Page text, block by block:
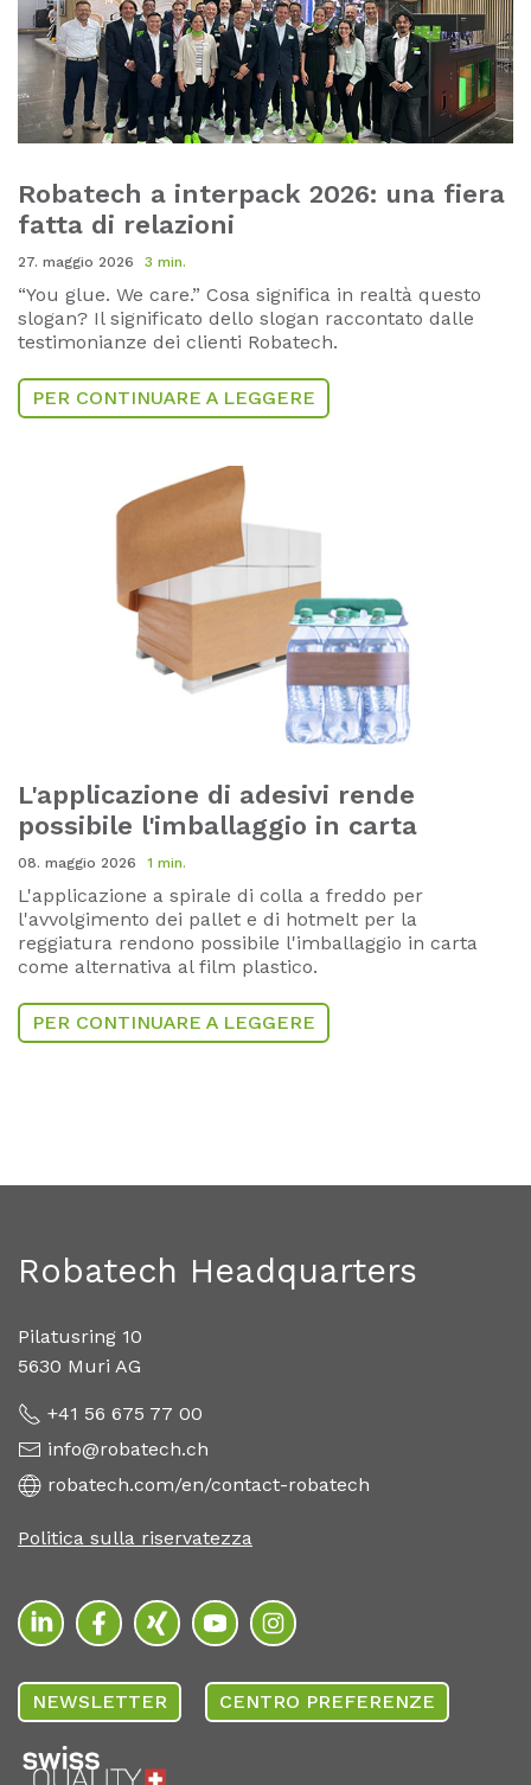
Robatech a interpack 2026: una fiera
fatta di relazioni
27. maggio 2026 3 min.
“You glue. We care.” Cosa significa in realtà questo
slogan? Il significato dello slogan raccontato dalle
testimonianze dei clienti Robatech.
PER CONTINUARE A LEGGERE
L'applicazione di adesivi rende
possibile l'imballaggio in carta
08. maggio 2026 1 min.
L'applicazione a spirale di colla a freddo per
l'avvolgimento dei pallet e di hotmelt per la
reggiatura rendono possibile l'imballaggio in carta
come alternativa al film plastico.
PER CONTINUARE A LEGGERE
Robatech Headquarters
Pilatusring 10
5630 Muri AG
+41 56 675 77 00
info@robatech.ch
robatech.com/en/contact-robatech
Politica sulla riservatezza
NEWSLETTER CENTRO PREFERENZE